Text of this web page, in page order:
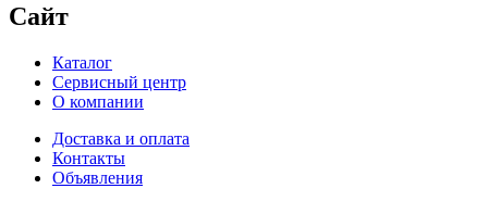
Сайт
Каталог
Сервисный центр
О компании
Доставка и оплата
Контакты
Объявления